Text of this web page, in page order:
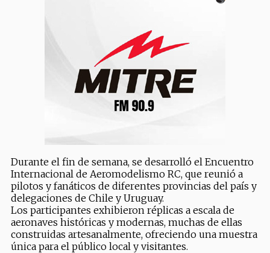
Durante el fin de semana, se desarrolló el Encuentro
Internacional de Aeromodelismo RC, que reunió a
pilotos y fanáticos de diferentes provincias del país y
delegaciones de Chile y Uruguay.
Los participantes exhibieron réplicas a escala de
aeronaves históricas y modernas, muchas de ellas
construidas artesanalmente, ofreciendo una muestra
única para el público local y visitantes.